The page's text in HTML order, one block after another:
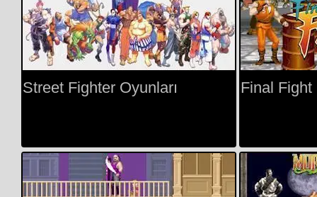
Street Fighter Oyunları Final Fight